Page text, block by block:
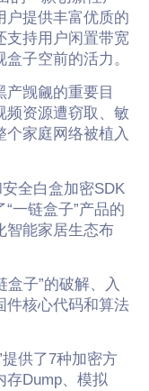
户提供丰富优质的
支持用户闲置带宽
子空前的活力。
觊觎的重要目
频资源遭窃取、敏
个家庭网络被植入
全白盒加密SDK
一链盒子”产品的
智能家居生态布
盒子”的破解、入
件核心代码和算法
供了7种加密方
存Dump、模拟